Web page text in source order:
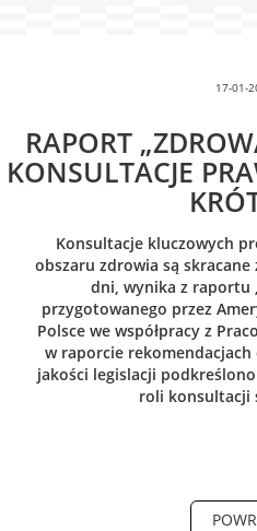
17-01-
RAPORT
KONSULTACJE
Konsultacje kluczowych
obszaru zdrowia są
dni, wynika z raportu
przygotowanego przez
Polsce we współpracy z
w raporcie rekomendacjach
jakości legislacji
roli konsultacji